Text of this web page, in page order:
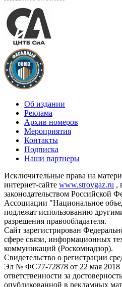
Об издании
Реклама
Архив номеров
Мероприятия
Контакты
Подписка
Наши партнеры
Исключительные права на
интернет-сайте www.stroygaz.ru ,
законодательством Российской
Ассоциации "Национальное
подлежат использованию
разрешения правообладателя.
Сайт зарегистрирован
сфере связи, информационных
коммуникаций (Роскомнадзор).
Свидетельство о регистрации
Эл № ФС77-72878 от 22 мая 2018
ответственности за
опубликованной в рекламных